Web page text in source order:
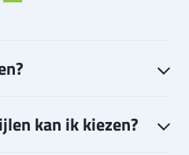
kan ik kiezen?